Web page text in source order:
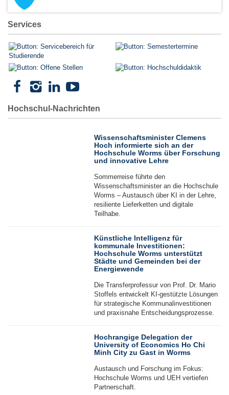
Services
Hochschul-Nachrichten
27
Jul
Wissenschaftsminister Clemens
Hoch informierte sich an der
Hochschule Worms über Forschung
und innovative Lehre
Sommerreise führte den
Wissenschaftsminister an die Hochschule
Worms – Austausch über KI in der Lehre,
resiliente Lieferketten und digitale
Teilhabe.
15
Jul
Künstliche Intelligenz für
kommunale Investitionen:
Hochschule Worms unterstützt
Städte und Gemeinden bei der
Energiewende
Die Transferprofessur von Prof. Dr. Mario
Stoffels entwickelt KI-gestützte Lösungen
für strategische Kommunalinvestitionen
und praxisnahe Entscheidungsprozesse.
Hochrangige Delegation der
University of Economics Ho Chi
Minh City zu Gast in Worms
Austausch und Forschung im Fokus:
Hochschule Worms und UEH vertiefen
Partnerschaft.